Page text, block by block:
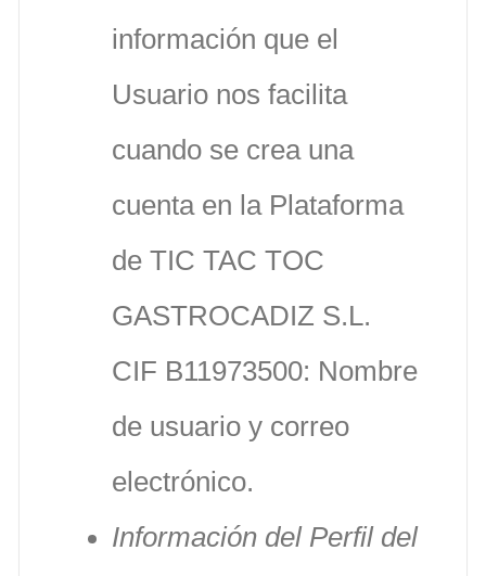
información que el
Usuario nos facilita
cuando se crea una
cuenta en la Plataforma
de TIC TAC TOC
GASTROCADIZ S.L.
CIF B11973500: Nombre
de usuario y correo
electrónico.
Información del Perfil del